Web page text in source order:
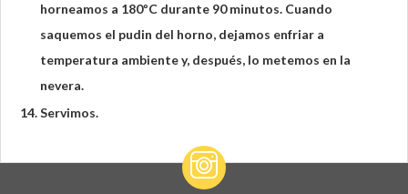
horneamos a 180ºC durante 90 minutos. Cuando
saquemos el pudin del horno, dejamos enfriar a
temperatura ambiente y, después, lo metemos en la
nevera.
Servimos.